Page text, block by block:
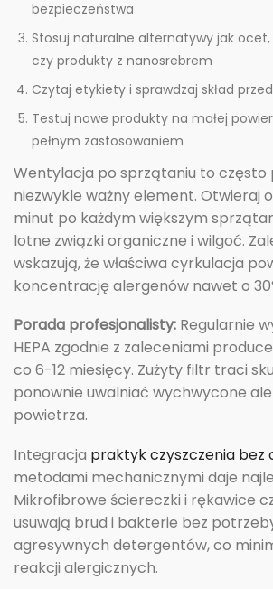
bezpieczeństwa
Stosuj naturalne alternatywy jak
czy produkty z nanosrebrem
Czytaj etykiety i sprawdzaj skład
Testuj nowe produkty na małej
pełnym zastosowaniem
Wentylacja po sprzątaniu to często
niezwykle ważny element. Otwieraj
minut po każdym większym
lotne związki organiczne i wilgoć.
wskazują, że właściwa cyrkulacja
koncentrację alergenów nawet o
Porada profesjonalisty: Regularnie
HEPA zgodnie z zaleceniami
co 6-12 miesięcy. Zużyty filtr traci
ponownie uwalniać wychwycone
powietrza.
Integracja praktyk czyszczenia bez
metodami mechanicznymi daje
Mikrofibrowe ściereczki i rękawice
usuwają brud i bakterie bez
agresywnych detergentów, co
reakcji alergicznych.